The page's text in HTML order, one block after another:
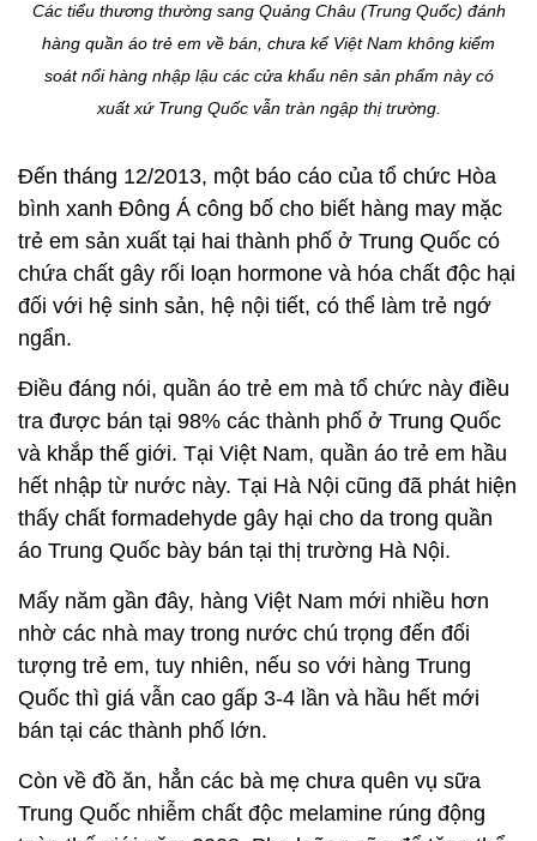
Các tiểu thương thường sang Quảng Châu (Trung Quốc) đánh
hàng quần áo trẻ em về bán, chưa kể Việt Nam không kiểm
soát nổi hàng nhập lậu các cửa khẩu nên sản phẩm này có
xuất xứ Trung Quốc vẫn tràn ngập thị trường.
Đến tháng 12/2013, một báo cáo của tổ chức Hòa
bình xanh Đông Á công bố cho biết hàng may mặc
trẻ em sản xuất tại hai thành phố ở Trung Quốc có
chứa chất gây rối loạn hormone và hóa chất độc hại
đối với hệ sinh sản, hệ nội tiết, có thể làm trẻ ngớ
ngẩn.
Điều đáng nói, quần áo trẻ em mà tổ chức này điều
tra được bán tại 98% các thành phố ở Trung Quốc
và khắp thế giới. Tại Việt Nam, quần áo trẻ em hầu
hết nhập từ nước này. Tại Hà Nội cũng đã phát hiện
thấy chất formadehyde gây hại cho da trong quần
áo Trung Quốc bày bán tại thị trường Hà Nội.
Mấy năm gần đây, hàng Việt Nam mới nhiều hơn
nhờ các nhà may trong nước chú trọng đến đối
tượng trẻ em, tuy nhiên, nếu so với hàng Trung
Quốc thì giá vẫn cao gấp 3-4 lần và hầu hết mới
bán tại các thành phố lớn.
Còn về đồ ăn, hẳn các bà mẹ chưa quên vụ sữa
Trung Quốc nhiễm chất độc melamine rúng động